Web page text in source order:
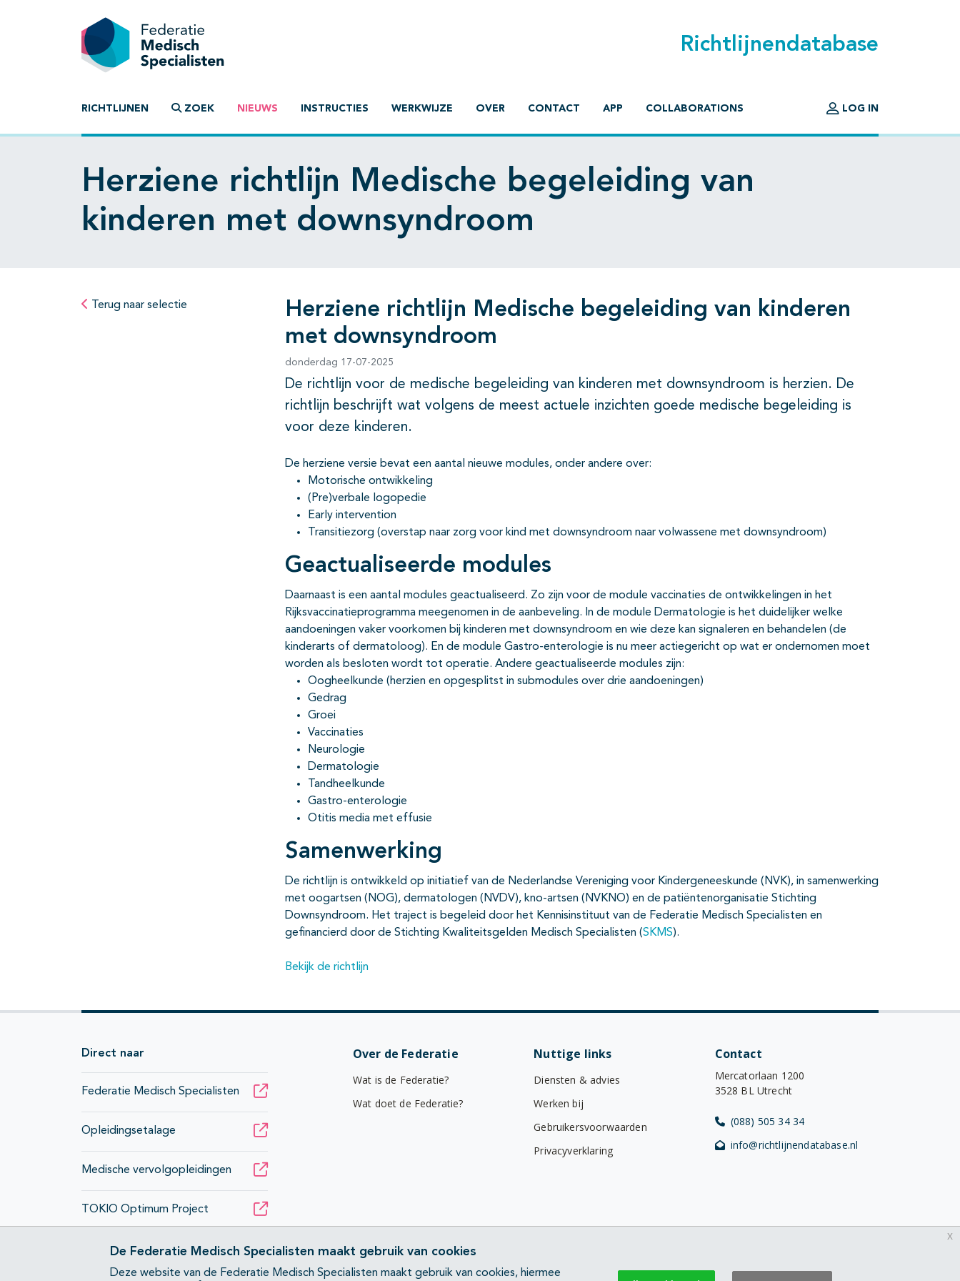
Richtlijnendatabase
RICHTLIJNEN ZOEK NIEUWS INSTRUCTIES WERKWIJZE OVER CONTACT APP COLLABORATIONS LOG IN
Herziene richtlijn Medische begeleiding van
kinderen met downsyndroom
Terug naar selectie
Herziene richtlijn Medische begeleiding van kinderen
met downsyndroom
donderdag 17-07-2025
De richtlijn voor de medische begeleiding van kinderen met downsyndroom is herzien. De
richtlijn beschrijft wat volgens de meest actuele inzichten goede medische begeleiding is
voor deze kinderen.
De herziene versie bevat een aantal nieuwe modules, onder andere over:
Motorische ontwikkeling
(Pre)verbale logopedie
Early intervention
Transitiezorg (overstap naar zorg voor kind met downsyndroom naar volwassene met downsyndroom)
Geactualiseerde modules
Daarnaast is een aantal modules geactualiseerd. Zo zijn voor de module vaccinaties de ontwikkelingen in het
Rijksvaccinatieprogramma meegenomen in de aanbeveling. In de module Dermatologie is het duidelijker welke
aandoeningen vaker voorkomen bij kinderen met downsyndroom en wie deze kan signaleren en behandelen (de
kinderarts of dermatoloog). En de module Gastro-enterologie is nu meer actiegericht op wat er ondernomen moet
worden als besloten wordt tot operatie. Andere geactualiseerde modules zijn:
Oogheelkunde (herzien en opgesplitst in submodules over drie aandoeningen)
Gedrag
Groei
Vaccinaties
Neurologie
Dermatologie
Tandheelkunde
Gastro-enterologie
Otitis media met effusie
Samenwerking
De richtlijn is ontwikkeld op initiatief van de Nederlandse Vereniging voor Kindergeneeskunde (NVK), in samenwerking
met oogartsen (NOG), dermatologen (NVDV), kno-artsen (NVKNO) en de patiëntenorganisatie Stichting
Downsyndroom. Het traject is begeleid door het Kennisinstituut van de Federatie Medisch Specialisten en
gefinancierd door de Stichting Kwaliteitsgelden Medisch Specialisten (SKMS).
Bekijk de richtlijn
Direct naar
Federatie Medisch Specialisten
Opleidingsetalage
Medische vervolgopleidingen
TOKIO Optimum Project
Over de Federatie
Wat is de Federatie?
Wat doet de Federatie?
Nuttige links
Diensten & advies
Werken bij
Gebruikersvoorwaarden
Privacyverklaring
Contact
Mercatorlaan 1200
3528 BL Utrecht
(088) 505 34 34
info@richtlijnendatabase.nl
De Federatie Medisch Specialisten maakt gebruik van cookies
Deze website van de Federatie Medisch Specialisten maakt gebruik van cookies, hiermee
x